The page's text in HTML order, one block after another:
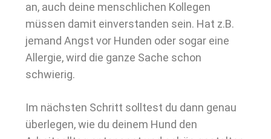
an, auch deine menschlichen Kollegen
müssen damit einverstanden sein. Hat z.B.
jemand Angst vor Hunden oder sogar eine
Allergie, wird die ganze Sache schon
schwierig.
Im nächsten Schritt solltest du dann genau
überlegen, wie du deinem Hund den